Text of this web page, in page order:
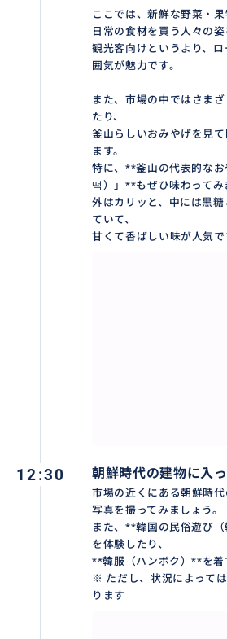
ここでは、新鮮な野菜・果
日常の食材を買う人々の
観光客向けというより、
囲気が魅力です。
また、市場の中ではさま
たり、
釜山らしいおみやげを見
ます。
特に、**釜山の代表的な
떡）」**もぜひ味わってみ
外はカリッと、中には黒
ていて、
甘くて香ばしい味が人気で
12:30 朝鮮時代の建物に入
市場の近くにある朝鮮時代
写真を撮ってみましょう。
また、**韓国の民俗遊び
を体験したり、
**韓服（ハンボク）**を着
※ ただし、状況によって
ります